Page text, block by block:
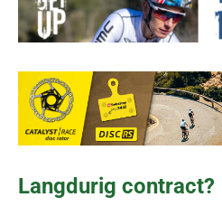
Langdurig contract?